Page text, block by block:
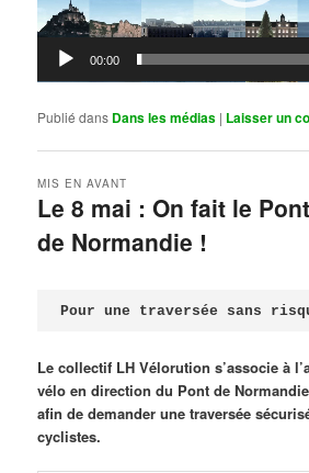
00:00
Publié dans Dans les médias | Laisser un
Le 8 mai : On fait le
de Normandie !
MIS EN AVANT
Pour une traversée sans
Le collectif LH Vélorution s’associe à
vélo en direction du Pont de
afin de demander une traversée
cyclistes.